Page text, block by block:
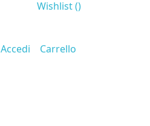
Wishlist ()
Accedi
Carrello